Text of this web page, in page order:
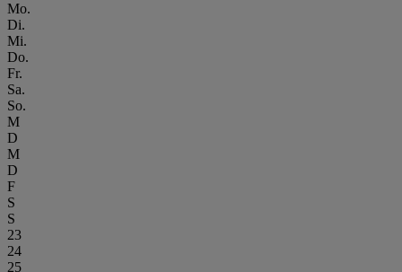
Mo.
Di.
Mi.
Do.
Fr.
Sa.
So.
M
D
M
D
F
S
S
23
24
25